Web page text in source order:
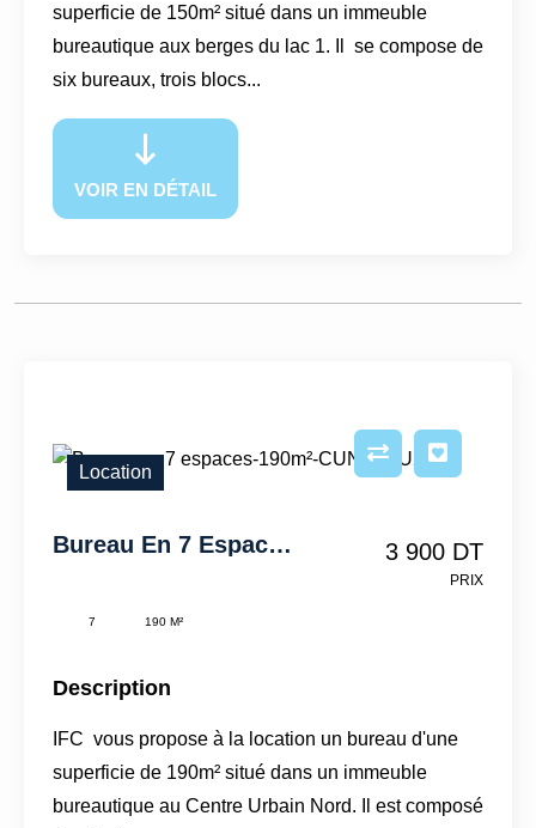
superficie de 150m² situé dans un immeuble
bureautique aux berges du lac 1. Il se compose de
six bureaux, trois blocs...
VOIR EN DÉTAIL
Location
Bureau En 7 Espaces-190m²-CUN-IFCU221 3 900 DT
PRIX
7 190 M²
Description
IFC vous propose à la location un bureau d'une
superficie de 190m² situé dans un immeuble
bureautique au Centre Urbain Nord. Il est composé